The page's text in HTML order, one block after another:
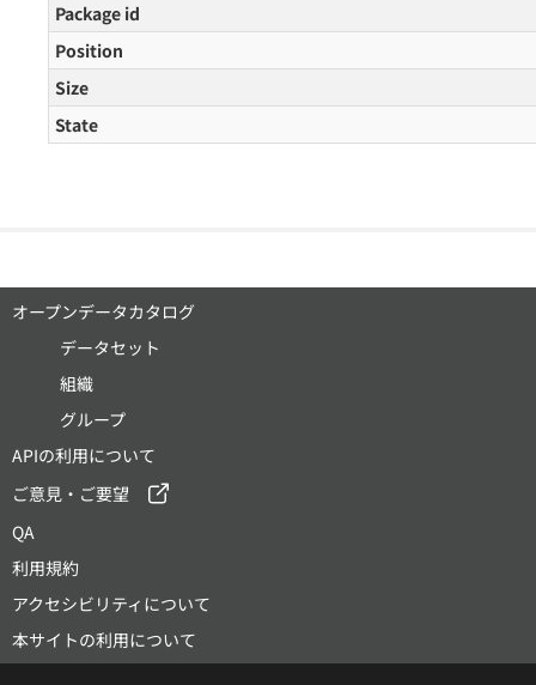
Package id
Position
Size
State
オープンデータカタログ
データセット
組織
グループ
APIの利用について
ご意見・ご要望
QA
利用規約
アクセシビリティについて
本サイトの利用について